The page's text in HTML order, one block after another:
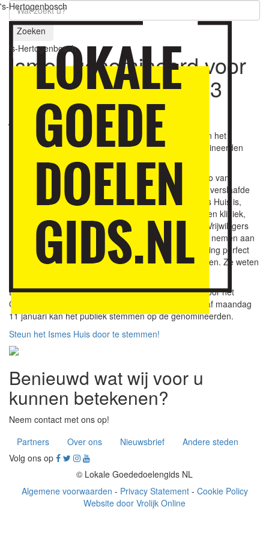
's-Hertogenbosch
's-Hertogenbosch
Zoeken
Ismes genomineerd voor
Appeltje van Oranje 13
januari 2021
Het project ‘Stoppen doe je zelf, maar niet alleen’ van het
Bossche Ismes Huis is een van de Brabantse genomineerden
voor een Appeltje van Oranje.
Stoppen doe je zelf, maar niet alleen. Dat is het motto van
stichting Ismes . De organisatie helpt de herstellende verslaafde
bij de opbouw van zijn leven. Het zogenoemde Ismes Huis is,
voor mensen die klaar zijn met een behandeling in een kliniek,
een fijne plek om verder te werken aan hun herstel. Vrijwilligers
helpen hen om weer op een positieve manier deel te nemen aan
de maatschappij. Zij voelen mensen met een verslaving perfect
aan, omdat ze zelf een verslavingsachtergrond hebben. Ze weten
De Apeltjes van Oranje worden jaarlijks uitgedeeld door het
Oranje Fonds aan een maatschappelijk project. Vanaf maandag
11 januari kan het publiek stemmen op de genomineerden.
Steun het Ismes Huis door te stemmen!
Benieuwd wat wij voor u
kunnen betekenen?
Neem contact met ons op!
Partners
Over ons Nieuwsbrief
Andere steden
Volg ons op
© Lokale Goededoelengids NL
Algemene voorwaarden - Privacy Statement- Cookie Policy
Website door Vrolijk Online